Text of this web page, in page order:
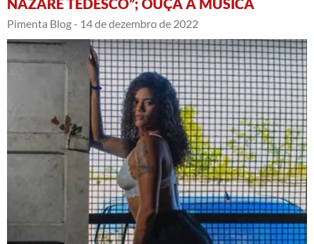
NAZARÉ TEDESCO”; OUÇA A MÚSICA
Pimenta Blog - 14 de dezembro de 2022